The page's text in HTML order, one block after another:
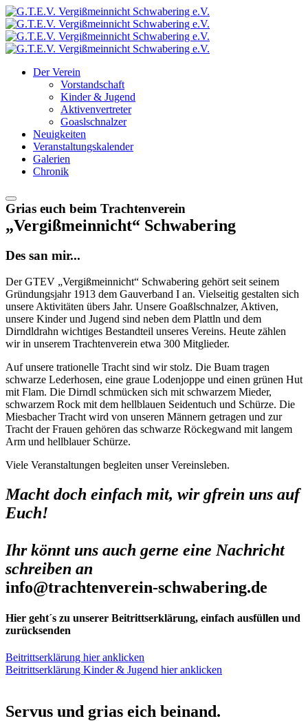
Der Verein
Vorstandschaft
Kinder & Jugend
Aktivenvertreter
Goaslschnalzer
Neuigkeiten
Veranstaltungskalender
Galerien
Chronik
Grias euch beim Trachtenverein
„Vergißmeinnicht“ Schwabering
Des san mir...
Der GTEV „Vergißmeinnicht“ Schwabering gehört seit seinem
Gründungsjahr 1913 dem Gauverband I an. Vielseitig gestalten sich
unsere Aktivitäten übers Jahr. Unsere Goaßlschnalzer, Aktiven,
unsere Kinder und Jugend sind neben dem Plattln und dem
Dirndldrahn wichtiges Bestandteil unseres Vereins. Heute zählen
wir in unserem Trachtenverein etwa 300 Mitglieder.
Auf unsere trationelle Tracht sind wir stolz. Die Buam tragen
schwarze Lederhosen, eine graue Lodenjoppe und einen grünen Hut
mit Flam. Die Dirndl schmücken sich mit schwarzem Mieder,
schwarzem Rock mit dem hellblauen Seidentuch und Schürze. Die
Miesbacher Tracht wird von unseren Männern getragen und zur
Tracht der Frauen gehören das schwarze Röckegwand mit langem
Arm und hellblauer Schürze.
Viele Veranstaltungen begleiten unser Vereinsleben.
Macht doch einfach mit, wir gfrein uns auf
Euch!
Ihr könnt uns auch gerne eine Nachricht
schreiben an
info@trachtenverein-schwabering.de
Hier geht´s zu unserer Beitrittserklärung, einfach ausfüllen und
zurücksenden
Beitrittserklärung hier anklicken
Beitrittserklärung Kinder & Jugend hier anklicken
Servus und grias eich beinand.